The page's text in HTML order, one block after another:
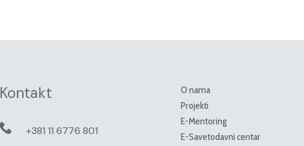
Kontakt
+381 11 6776 801
O nama
Projekti
E-Mentoring
E-Savetodavni centar